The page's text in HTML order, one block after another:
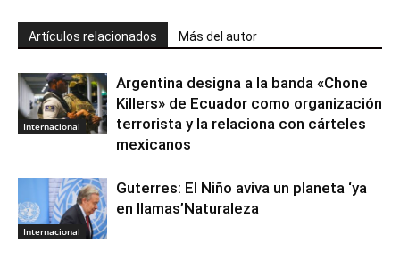
Artículos relacionados Más del autor
Internacional
Argentina designa a la banda «Chone
Killers» de Ecuador como organización
terrorista y la relaciona con cárteles
mexicanos
Internacional
Guterres: El Niño aviva un planeta ‘ya
en llamas’Naturaleza